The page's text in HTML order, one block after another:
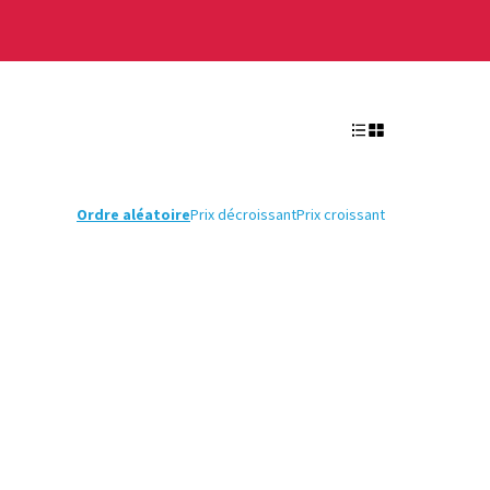
Ordre aléatoirePrix décroissantPrix croissant